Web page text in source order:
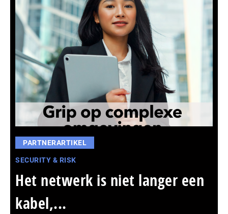
PARTNERARTIKEL
SECURITY & RISK
Het netwerk is niet langer een
kabel,...